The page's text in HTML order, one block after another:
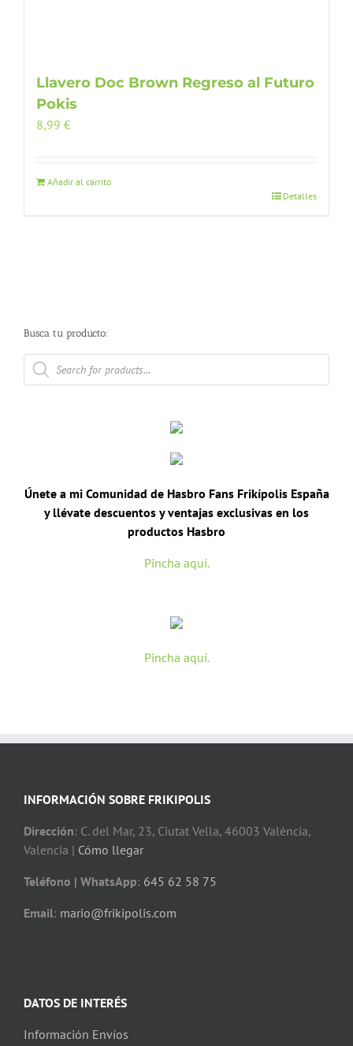
Llavero Doc Brown Regreso al Futuro
Pokis
8,99 €
Añadir al carrito
Detalles
Busca tu producto:
Búsqueda
de
productos
Únete a mi Comunidad de Hasbro Fans Frikípolis España
y llévate descuentos y ventajas exclusivas en los
productos Hasbro
Pincha aquí.
Pincha aquí.
INFORMACIÓN SOBRE FRIKIPOLIS
Dirección: C. del Mar, 23, Ciutat Vella, 46003 València,
Valencia | Cómo llegar
Teléfono | WhatsApp: 645 62 58 75
Email: mario@frikipolis.com
DATOS DE INTERÉS
Información Envíos